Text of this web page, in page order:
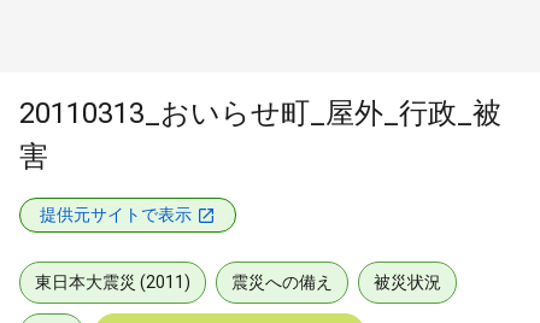
20110313_おいらせ町_屋外_行政_被
害
提供元サイトで表示
東日本大震災 (2011) 震災への備え 被災状況